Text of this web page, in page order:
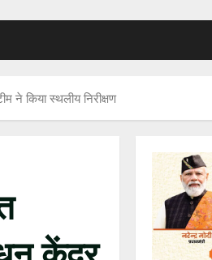
ने किया स्थलीय निरीक्षण